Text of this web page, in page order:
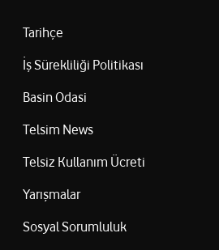
Tarihçe
İş Sürekliliği Politikası
Basin Odasi
Telsim News
Telsiz Kullanım Ücreti
Yarışmalar
Sosyal Sorumluluk